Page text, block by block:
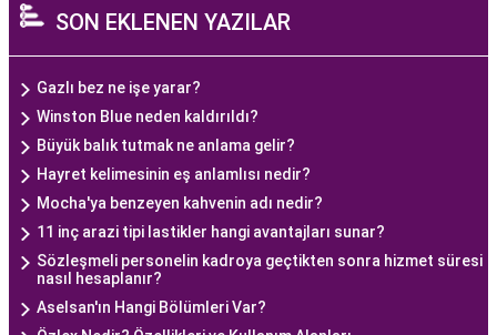
SON EKLENEN YAZILAR
Gazlı bez ne işe yarar?
Winston Blue neden kaldırıldı?
Büyük balık tutmak ne anlama gelir?
Hayret kelimesinin eş anlamlısı nedir?
Mocha'ya benzeyen kahvenin adı nedir?
11 inç arazi tipi lastikler hangi avantajları sunar?
Sözleşmeli personelin kadroya geçtikten sonra hizmet süresi
nasıl hesaplanır?
Aselsan'ın Hangi Bölümleri Var?